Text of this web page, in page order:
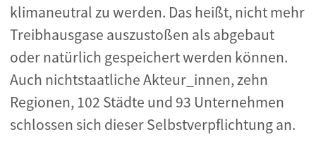
klimaneutral zu werden. Das heißt, nicht mehr
Treibhausgase auszustoßen als abgebaut
oder natürlich gespeichert werden können.
Auch nichtstaatliche Akteur_innen, zehn
Regionen, 102 Städte und 93 Unternehmen
schlossen sich dieser Selbstverpflichtung an.